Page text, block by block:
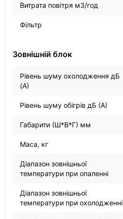
Витрата повітря м3/год
Фільтр
Зовнішній блок
Рівень шуму охолодження дБ
(А)
Рівень шуму обігрів дБ (А)
Габарити (Ш*В*Г) мм
Маса, кг
Діапазон зовнішньої
температури при опаленні
Діапазон зовнішньої
температури при охолодженні